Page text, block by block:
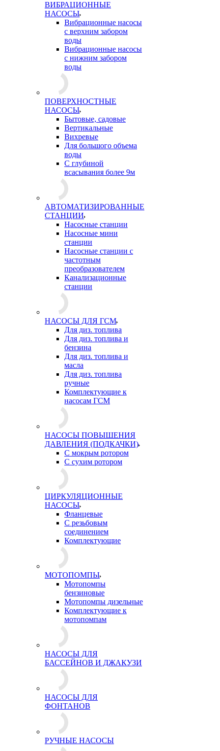
ВИБРАЦИОННЫЕ
НАСОСЫ
Вибрационные насосы
с верхним забором
воды
Вибрационные насосы
с нижним забором
воды
ПОВЕРХНОСТНЫЕ
НАСОСЫ
Бытовые, садовые
Вертикальные
Вихревые
Для большого объема
воды
С глубиной
всасывания более 9м
АВТОМАТИЗИРОВАННЫЕ
СТАНЦИИ
Насосные станции
Насосные мини
станции
Насосные станции с
частотным
преобразователем
Канализационные
станции
НАСОСЫ ДЛЯ ГСМ
Для диз. топлива
Для диз. топлива и
бензина
Для диз. топлива и
масла
Для диз. топлива
ручные
Комплектующие к
насосам ГСМ
НАСОСЫ ПОВЫШЕНИЯ
ДАВЛЕНИЯ (ПОДКАЧКИ)
С мокрым ротором
С сухим ротором
ЦИРКУЛЯЦИОННЫЕ
НАСОСЫ
Фланцевые
С резьбовым
соединением
Комплектующие
МОТОПОМПЫ
Мотопомпы
бензиновые
Мотопомпы дизельные
Комплектующие к
мотопомпам
НАСОСЫ ДЛЯ
БАССЕЙНОВ И ДЖАКУЗИ
НАСОСЫ ДЛЯ
ФОНТАНОВ
РУЧНЫЕ НАСОСЫ